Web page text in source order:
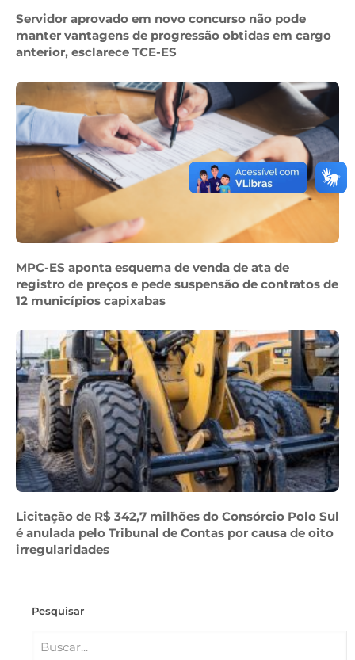
Servidor aprovado em novo concurso não pode
manter vantagens de progressão obtidas em cargo
anterior, esclarece TCE-ES
MPC-ES aponta esquema de venda de ata de
registro de preços e pede suspensão de contratos de
12 municípios capixabas
Licitação de R$ 342,7 milhões do Consórcio Polo Sul
é anulada pelo Tribunal de Contas por causa de oito
irregularidades
Pesquisar